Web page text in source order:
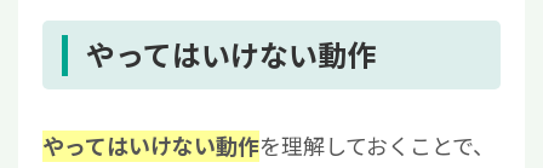
やってはいけない動作
やってはいけない動作を理解しておくことで、